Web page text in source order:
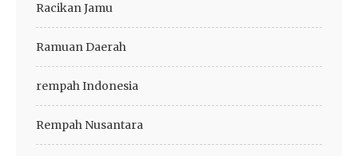
Racikan Jamu
Ramuan Daerah
rempah Indonesia
Rempah Nusantara